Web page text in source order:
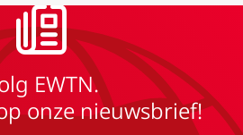
EWTN.
onze nieuwsbrief!